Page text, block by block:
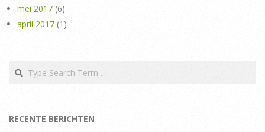
mei 2017 (6)
april 2017 (1)
Search
RECENTE BERICHTEN